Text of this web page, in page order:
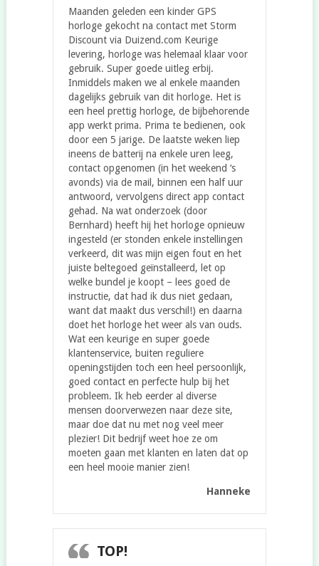
Maanden geleden een kinder GPS
horloge gekocht na contact met Storm
Discount via Duizend.com Keurige
levering, horloge was helemaal klaar voor
gebruik. Super goede uitleg erbij.
Inmiddels maken we al enkele maanden
dagelijks gebruik van dit horloge. Het is
een heel prettig horloge, de bijbehorende
app werkt prima. Prima te bedienen, ook
door een 5 jarige. De laatste weken liep
ineens de batterij na enkele uren leeg,
contact opgenomen (in het weekend ‘s
avonds) via de mail, binnen een half uur
antwoord, vervolgens direct app contact
gehad. Na wat onderzoek (door
Bernhard) heeft hij het horloge opnieuw
ingesteld (er stonden enkele instellingen
verkeerd, dit was mijn eigen fout en het
juiste beltegoed geïnstalleerd, let op
welke bundel je koopt – lees goed de
instructie, dat had ik dus niet gedaan,
want dat maakt dus verschil!) en daarna
doet het horloge het weer als van ouds.
Wat een keurige en super goede
klantenservice, buiten reguliere
openingstijden toch een heel persoonlijk,
goed contact en perfecte hulp bij het
probleem. Ik heb eerder al diverse
mensen doorverwezen naar deze site,
maar doe dat nu met nog veel meer
plezier! Dit bedrijf weet hoe ze om
moeten gaan met klanten en laten dat op
een heel mooie manier zien!
Hanneke
TOP!